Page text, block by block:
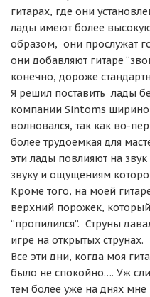
гитарах, где они
лады имеют более
образом, они прослужат
они добавляют гитаре
конечно, дороже
Я решил поставить лады
компании Sintoms
волновался, так как во-
более трудоемкая для
эти лады повлияют на
звуку и ощущениям
Кроме того, на моей
верхний порожек,
“пропилился”. Струны
игре на открытых струнах.
Все эти дни, когда моя
было не спокойно…. Уж
тем более уже на днях мне